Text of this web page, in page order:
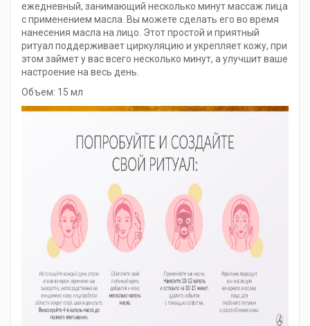
ежедневный, занимающий несколько минут массаж лица
с применением масла. Вы можете сделать его во время
нанесения масла на лицо. Этот простой и приятный
ритуал поддерживает циркуляцию и укрепляет кожу, при
этом займет у вас всего несколько минут, а улучшит ваше
настроение на весь день.
Объем: 15 мл